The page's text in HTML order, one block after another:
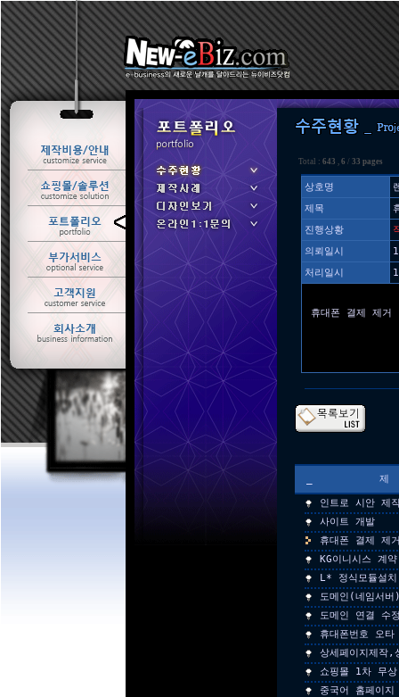
Total : 643 , 6 / 33 pages
상호명
제목
진행상황
의뢰일시
처리일시
휴대폰 결제 제거
인트로 시안 제
사이트 개발
휴대폰 결제 제
KG이니시스 계
L* 정식모듈설치
도메인(네임서
도메인 연결 수
휴대폰번호 오타
상세페이지제작,
쇼핑몰 1차 무
중국어 홈페이지
ㆍ 수주현황
ㆍ 제작사례